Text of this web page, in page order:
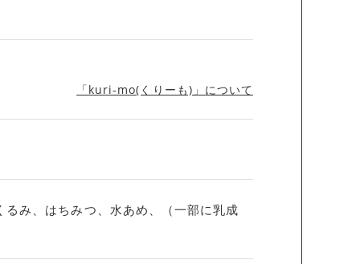
「kuri-mo(くりーも)」について
み、はちみつ、水あめ、（一部に乳成